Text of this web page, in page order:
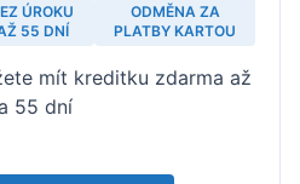
ÚROKU
55 DNÍ
ODMĚNA ZA
PLATBY KARTOU
mít kreditku zdarma až
55 dní